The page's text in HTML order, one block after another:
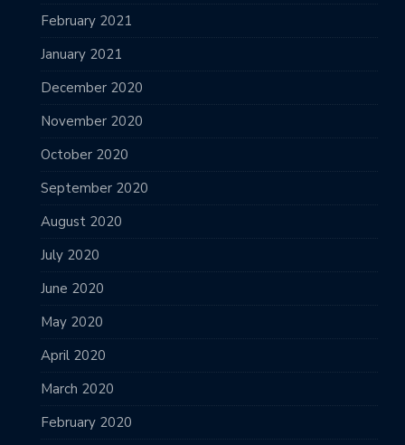
February 2021
January 2021
December 2020
November 2020
October 2020
September 2020
August 2020
July 2020
June 2020
May 2020
April 2020
March 2020
February 2020